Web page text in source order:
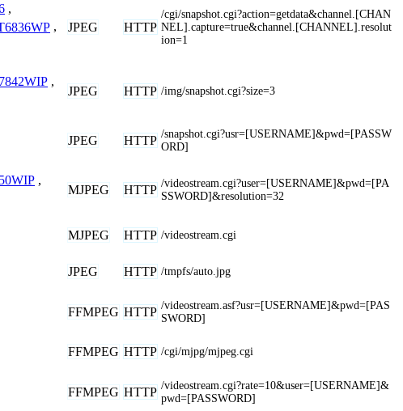
,
,
JPEG HTTP
/cgi/snapshot.cgi?action=getdata&channel.[CHAN
NEL].capture=true&channel.[CHANNEL].resolut
ion=1
,
JPEG HTTP /img/snapshot.cgi?size=3
JPEG HTTP /snapshot.cgi?usr=[USERNAME]&pwd=[PASSW
ORD]
,
MJPEG HTTP /videostream.cgi?user=[USERNAME]&pwd=[PA
SSWORD]&resolution=32
MJPEG HTTP /videostream.cgi
JPEG HTTP /tmpfs/auto.jpg
FFMPEG HTTP /videostream.asf?usr=[USERNAME]&pwd=[PAS
SWORD]
FFMPEG HTTP /cgi/mjpg/mjpeg.cgi
FFMPEG HTTP /videostream.cgi?rate=10&user=[USERNAME]&
pwd=[PASSWORD]